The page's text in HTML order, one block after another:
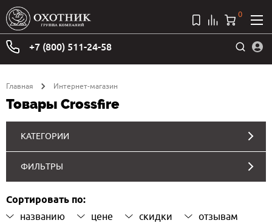
+7 (800) 511-24-58
0
Главная Интернет-магазин
Товары Crossfire
КАТЕГОРИИ
ФИЛЬТРЫ
Сортировать по:
названию цене скидки отзывам